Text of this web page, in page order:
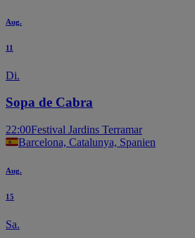
Aug.
11
Di.
Sopa de Cabra
22:00Festival Jardins Terramar
Barcelona, Catalunya, Spanien
Aug.
15
Sa.